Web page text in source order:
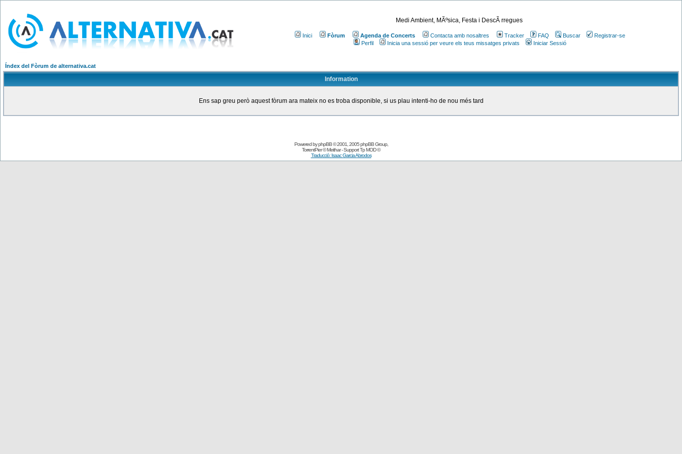
Medi Ambient, MÃºsica, Festa i DescÃ rregues
Inici Fòrum Agenda de Concerts Contacta amb nosaltres Tracker FAQ Buscar
Registrar-se
Perfil
Inicia una sessió per veure els teus missatges privats Iniciar Sessió
Índex del Fòrum de alternativa.cat
Information
Ens sap greu però aquest fòrum ara mateix no es troba disponible, si us plau intenti-ho de nou més tard
Powered byphpBB© 2001, 2005 phpBB Group,
TorrentPier© Meithar - SupportTp MOD©
Traducció: Isaac Garcia Abrodos